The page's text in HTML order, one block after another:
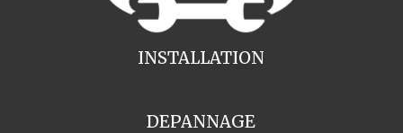
INSTALLATION
DEPANNAGE